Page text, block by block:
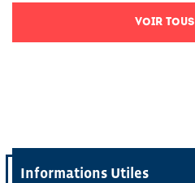
VOIR TOUS
Informations Utiles